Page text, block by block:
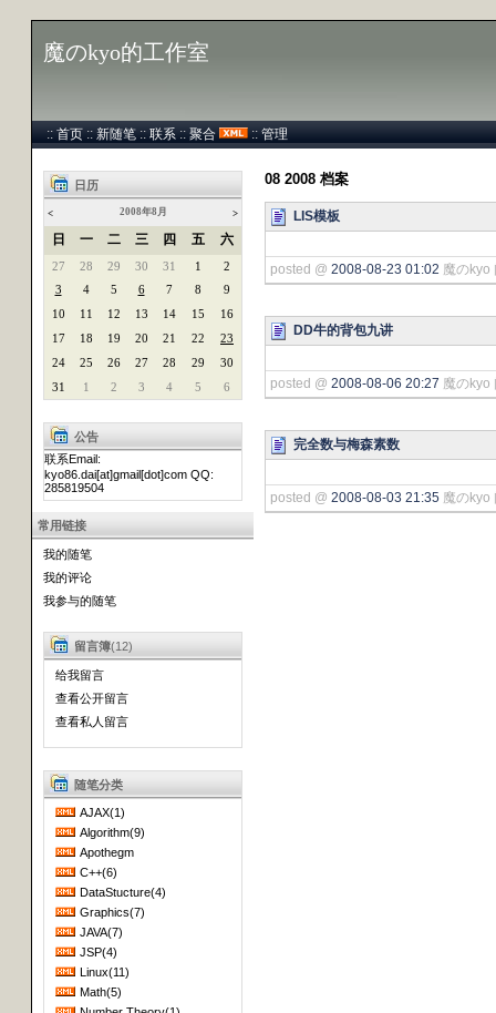
魔のkyo的工作室
:: 首页 :: 新随笔 :: 联系 :: 聚合 :: 管理
日历
< 2008年8月 >
日 一 二 三 四 五 六
27 28 29 30 31 1
2
3
4 5 6 7 8
9
10
11 12 13 14 15
16
17
18 19 20 21 22
23
24
25 26 27 28 29
30
31
1 2 3 4 5 6
公告
联系Email:
kyo86.dai[at]gmail[dot]com QQ:
285819504
常用链接
我的随笔
我的评论
我参与的随笔
留言簿(12)
给我留言
查看公开留言
查看私人留言
随笔分类
AJAX(1)
Algorithm(9)
Apothegm
C++(6)
DataStucture(4)
Graphics(7)
JAVA(7)
JSP(4)
Linux(11)
Math(5)
08 2008 档案
LIS模板
posted @ 2008-08-23 01:02 魔のkyo
DD牛的背包九讲
posted @ 2008-08-06 20:27 魔のkyo
完全数与梅森素数
posted @ 2008-08-03 21:35 魔のkyo